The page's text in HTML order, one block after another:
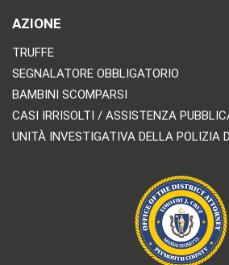
AZIONE
TRUFFE
SEGNALATORE OBBLIGATORIO
BAMBINI SCOMPARSI
CASI IRRISOLTI / ASSISTENZA
UNITÀ INVESTIGATIVA DELLA POLIZIA